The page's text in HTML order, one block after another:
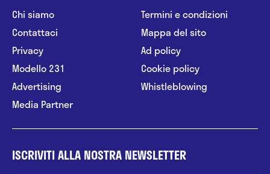
Chi siamo
Contattaci
Privacy
Modello 231
Advertising
Media Partner
Termini e condizioni
Mappa del sito
Ad policy
Cookie policy
Whistleblowing
ISCRIVITI ALLA NOSTRA NEWSLETTER